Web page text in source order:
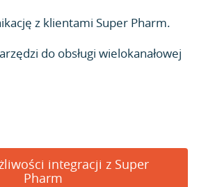
z klientami Super Pharm.
do obsługi wielokanałowej
integracji z Super
Pharm